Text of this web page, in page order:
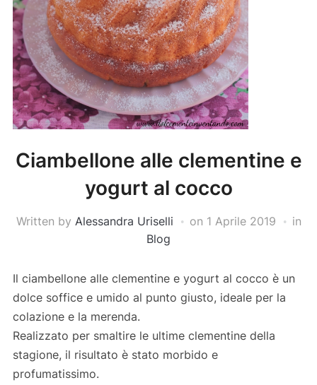
Ciambellone alle clementine e
yogurt al cocco
Written by Alessandra Uriselli on 1 Aprile 2019
in
Blog
Il ciambellone alle clementine e yogurt al cocco è un
dolce soffice e umido al punto giusto, ideale per la
colazione e la merenda.
Realizzato per smaltire le ultime clementine della
stagione, il risultato è stato morbido e
profumatissimo.